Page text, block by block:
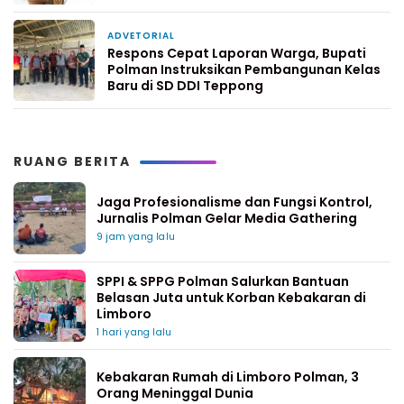
ADVETORIAL
Respons Cepat Laporan Warga, Bupati
Polman Instruksikan Pembangunan Kelas
Baru di SD DDI Teppong
RUANG BERITA
Jaga Profesionalisme dan Fungsi Kontrol,
Jurnalis Polman Gelar Media Gathering
9 jam yang lalu
SPPI & SPPG Polman Salurkan Bantuan
Belasan Juta untuk Korban Kebakaran di
Limboro
1 hari yang lalu
Kebakaran Rumah di Limboro Polman, 3
Orang Meninggal Dunia